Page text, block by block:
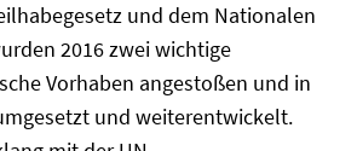
und dem Nationalen
2016 zwei wichtige
Vorhaben angestoßen und in
und weiterentwickelt.